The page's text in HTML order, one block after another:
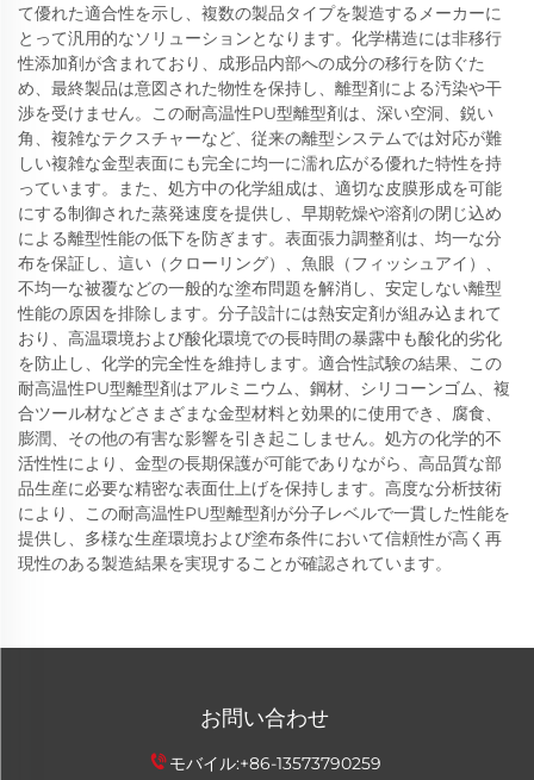
て優れた適合性を示し、複数の製品タイプを製造するメーカーに
とって汎用的なソリューションとなります。化学構造には非移行
性添加剤が含まれており、成形品内部への成分の移行を防ぐた
め、最終製品は意図された物性を保持し、離型剤による汚染や干
渉を受けません。この耐高温性PU型離型剤は、深い空洞、鋭い
角、複雑なテクスチャーなど、従来の離型システムでは対応が難
しい複雑な金型表面にも完全に均一に濡れ広がる優れた特性を持
っています。また、処方中の化学組成は、適切な皮膜形成を可能
にする制御された蒸発速度を提供し、早期乾燥や溶剤の閉じ込め
による離型性能の低下を防ぎます。表面張力調整剤は、均一な分
布を保証し、這い（クローリング）、魚眼（フィッシュアイ）、
不均一な被覆などの一般的な塗布問題を解消し、安定しない離型
性能の原因を排除します。分子設計には熱安定剤が組み込まれて
おり、高温環境および酸化環境での長時間の暴露中も酸化的劣化
を防止し、化学的完全性を維持します。適合性試験の結果、この
耐高温性PU型離型剤はアルミニウム、鋼材、シリコーンゴム、複
合ツール材などさまざまな金型材料と効果的に使用でき、腐食、
膨潤、その他の有害な影響を引き起こしません。処方の化学的不
活性性により、金型の長期保護が可能でありながら、高品質な部
品生産に必要な精密な表面仕上げを保持します。高度な分析技術
により、この耐高温性PU型離型剤が分子レベルで一貫した性能を
提供し、多様な生産環境および塗布条件において信頼性が高く再
現性のある製造結果を実現することが確認されています。
お問い合わせ
モバイル:+86-13573790259